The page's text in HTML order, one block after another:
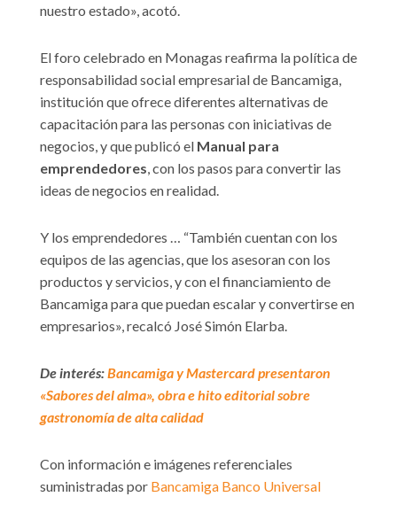
nuestro estado», acotó.
El foro celebrado en Monagas reafirma la política de
responsabilidad social empresarial de Bancamiga,
institución que ofrece diferentes alternativas de
capacitación para las personas con iniciativas de
negocios, y que publicó el Manual para
emprendedores, con los pasos para convertir las
ideas de negocios en realidad.
Y los emprendedores … “También cuentan con los
equipos de las agencias, que los asesoran con los
productos y servicios, y con el financiamiento de
Bancamiga para que puedan escalar y convertirse en
empresarios», recalcó José Simón Elarba.
De interés:Bancamiga y Mastercard presentaron
«Sabores del alma», obra e hito editorial sobre
gastronomía de alta calidad
Con información e imágenes referenciales
suministradas por Bancamiga Banco Universal